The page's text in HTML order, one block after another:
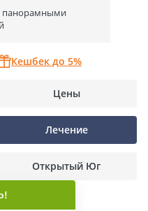
панорамными
Кешбек до 5%
Цены
Лечение
Открытый Юг